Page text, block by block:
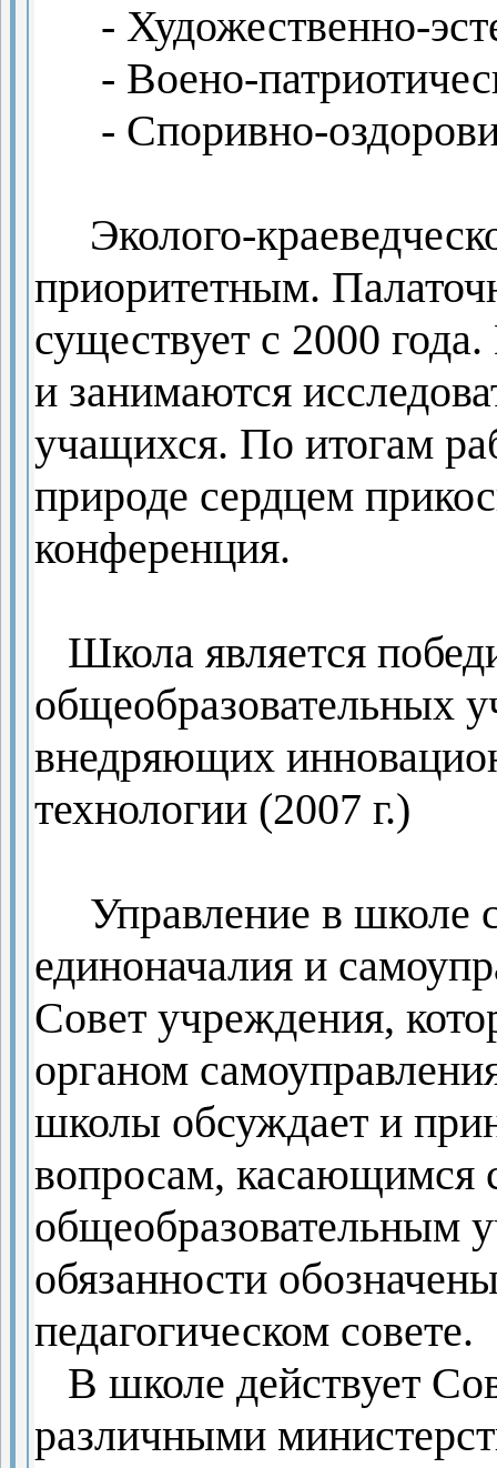
- Художественно-
- Воено-
- Споривно-
Эколого-
приоритетным.
существует с 2000
и занимаются
учащихся. По итогам
природе сердцем
конференция.
Школа является
общеобразовательных
внедряющих
технологии (2007 г.)
Управление в школе
единоначалия и
Совет учреждения,
органом
школы обсуждает и
вопросам, касающимся
общеобразовательным
обязанности
педагогическом совете.
В школе действует
различными